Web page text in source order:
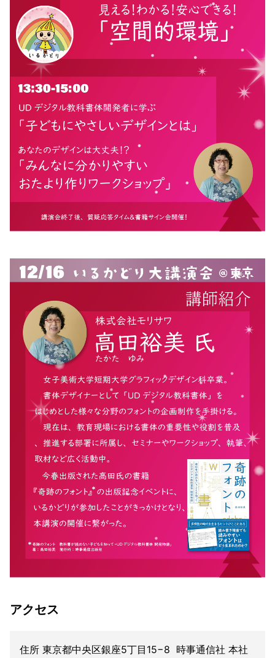
アクセス
住所 東京都中央区銀座5丁目15−8 時事通信社 本社